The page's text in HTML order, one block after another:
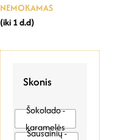
NEMOKAMAS
(iki 1 d.d)
Skonis
Šokolado -
karamelės
Sausainių -